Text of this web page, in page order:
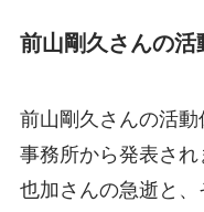
前山剛久さんの活
前山剛久さんの活
事務所から発表さ
也加さんの急逝と